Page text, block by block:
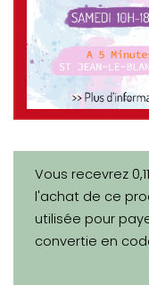
Vous recevrez
l'achat de ce
utilisée pour
convertie en